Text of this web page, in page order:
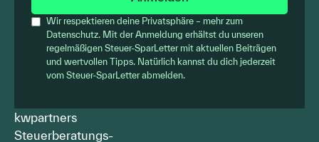
Wir respektieren deine Privatsphäre – mehr zum
Datenschutz. Mit der Anmeldung erhältst du unseren
regelmäßigen Steuer-SparLetter mit aktuellen Beiträgen
und wertvollen Tipps. Natürlich kannst du dich jederzeit
vom Steuer-SparLetter abmelden.
kwpartners
Steuerberatungs-